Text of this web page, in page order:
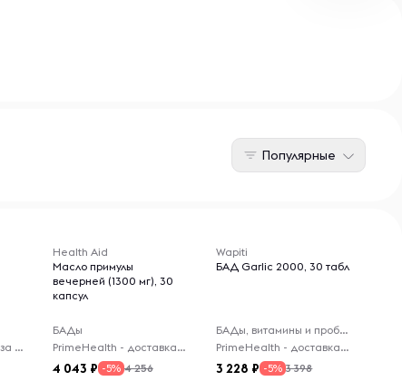
Популярные
Virelle - доставка из-за рубежа
Health Aid
Масло примулы
вечерней (1300 мг), 30
капсул
БАДы
PrimeHealth - доставка из-за рубежа
4 043 -5% 4 256
Wapiti
БАД Garlic 2000, 30 табл
БАДы, витамины и пробиотики
PrimeHealth - доставка из-за рубежа
3 228 -5% 3 398